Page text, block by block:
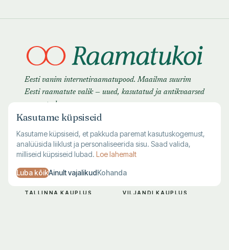
Eesti vanim internetiraamatupood. Maailma suurim
Eesti raamatute valik — uued, kasutatud ja antikvaarsed
raamatud.
TALLINNA KAUPLUS VILJANDI KAUPLUS
Kasutame küpsiseid
Kasutame küpsiseid, et pakkuda paremat kasutuskogemust,
analüüsida liiklust ja personaliseerida sisu. Saad valida,
milliseid küpsiseid lubad. Loe lahemalt
Luba kõikAinult vajalikudKohanda